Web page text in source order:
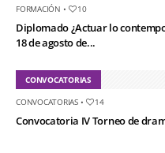
FORMACIÓN • 10
Diplomado ¿Actuar lo
18 de agosto de...
CONVOCATORIAS
CONVOCATORIAS• 14
Convocatoria IV Torneo de